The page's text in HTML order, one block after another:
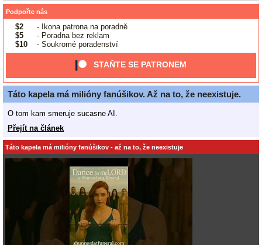
Podpořte nás
$2
- Ikona patrona na poradně
$5
- Poradna bez reklam
$10
- Soukromé poradenství
STAŇTE SE PATRONEM
Táto kapela má milióny fanúšikov. Až na to, že neexistuje.
O tom kam smeruje sucasne AI.
Přejít na článek
Táto kapela má milióny fanúšikov - až na to, že neexistuje